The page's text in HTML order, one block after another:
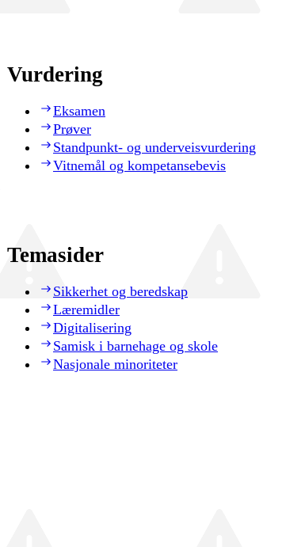
Vurdering
Eksamen
Prøver
Standpunkt- og underveisvurdering
Vitnemål og kompetansebevis
Temasider
Sikkerhet og beredskap
Læremidler
Digitalisering
Samisk i barnehage og skole
Nasjonale minoriteter